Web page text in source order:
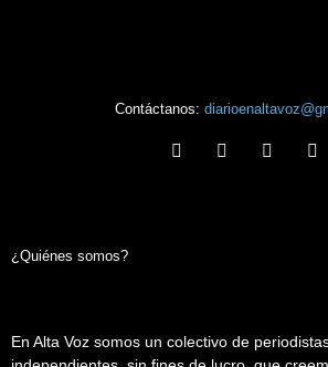
Contáctanos:
¿Quiénes somos?
En Alta Voz somos un colectivo de